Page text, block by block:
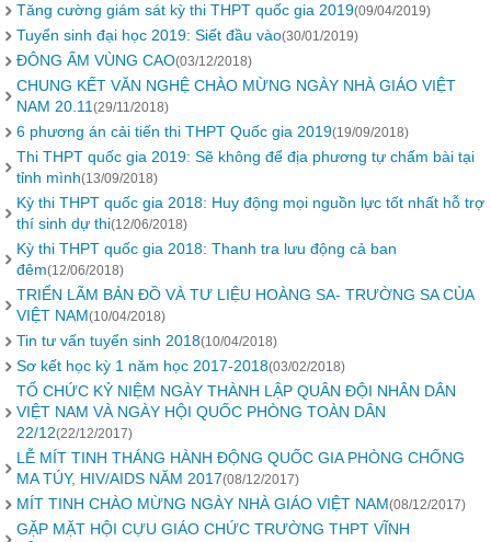
Tăng cường giám sát kỳ thi THPT quốc gia 2019(09/04/2019)
Tuyển sinh đại học 2019: Siết đầu vào(30/01/2019)
ĐÔNG ẤM VÙNG CAO(03/12/2018)
CHUNG KẾT VĂN NGHỆ CHÀO MỪNG NGÀY NHÀ GIÁO VIỆT
NAM 20.11 (29/11/2018)
6 phương án cải tiến thi THPT Quốc gia 2019(19/09/2018)
Thi THPT quốc gia 2019: Sẽ không để địa phương tự chấm bài tại
tỉnh mình(13/09/2018)
Kỳ thi THPT quốc gia 2018: Huy động mọi nguồn lực tốt nhất hỗ trợ
thí sinh dự thi(12/06/2018)
Kỳ thi THPT quốc gia 2018: Thanh tra lưu động cả ban
đêm(12/06/2018)
TRIỂN LÃM BẢN ĐỒ VÀ TƯ LIỆU HOÀNG SA- TRƯỜNG SA CỦA
VIỆT NAM(10/04/2018)
Tin tư vấn tuyển sinh 2018(10/04/2018)
Sơ kết học kỳ 1 năm học 2017-2018(03/02/2018)
TỔ CHỨC KỶ NIỆM NGÀY THÀNH LẬP QUÂN ĐỘI NHÂN DÂN
VIỆT NAM VÀ NGÀY HỘI QUỐC PHÒNG TOÀN DÂN
22/12(22/12/2017)
LỄ MÍT TINH THÁNG HÀNH ĐỘNG QUỐC GIA PHÒNG CHỐNG
MA TÚY, HIV/AIDS NĂM 2017(08/12/2017)
MÍT TINH CHÀO MỪNG NGÀY NHÀ GIÁO VIỆT NAM(08/12/2017)
GẶP MẶT HỘI CỰU GIÁO CHỨC TRƯỜNG THPT VĨNH